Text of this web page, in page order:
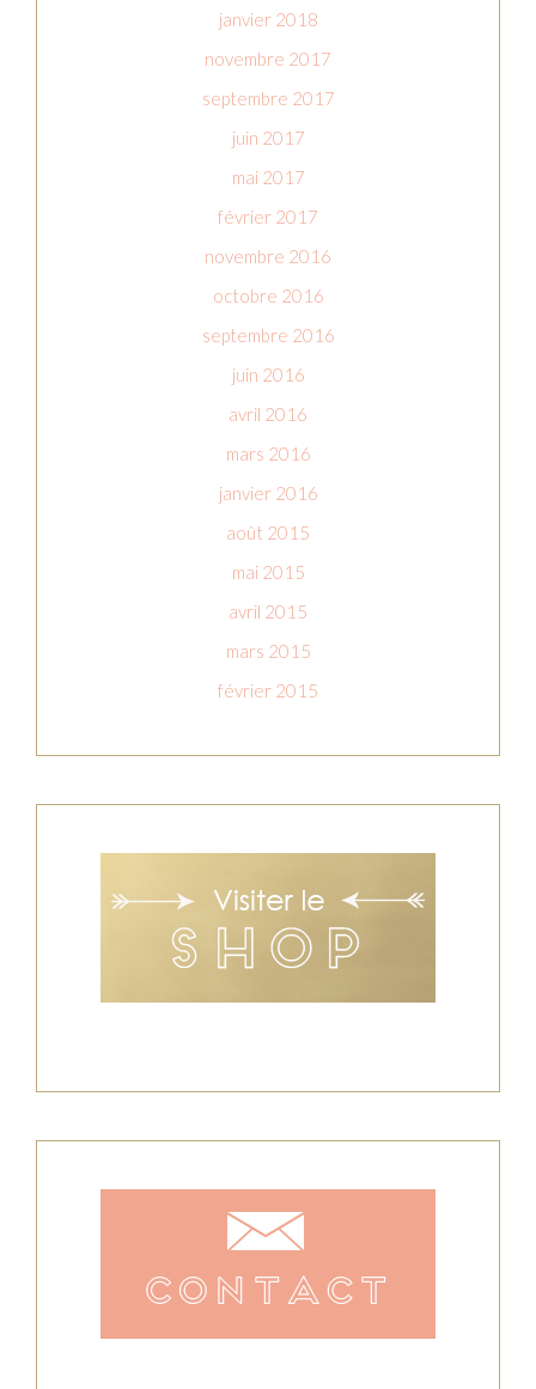
janvier 2018
novembre 2017
septembre 2017
juin 2017
mai 2017
février 2017
novembre 2016
octobre 2016
septembre 2016
juin 2016
avril 2016
mars 2016
janvier 2016
août 2015
mai 2015
avril 2015
mars 2015
février 2015